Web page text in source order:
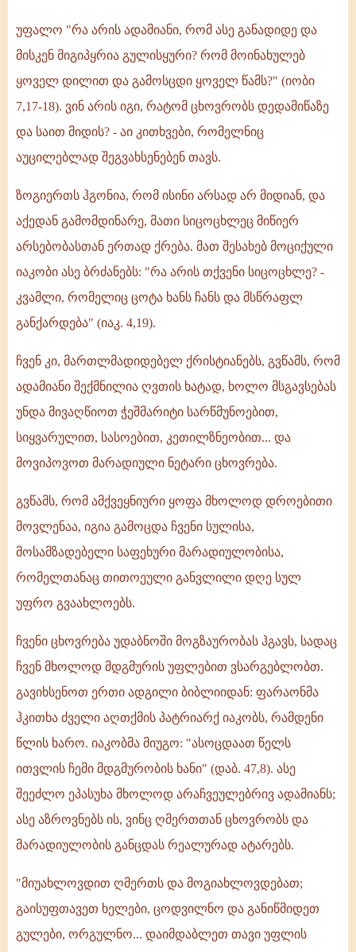
უფალო "რა არის ადამიანი, რომ ასე განადიდე და
მისკენ მიგიპყრია გულისყური? რომ მოინახულებ
ყოველ დილით და გამოსცდი ყოველ წამს?" (იობი
7,17-18). ვინ არის იგი, რატომ ცხოვრობს დედამიწაზე
და საით მიდის? - აი კითხვები, რომელნიც
აუცილებლად შეგვახსენებენ თავს.
ზოგიერთს ჰგონია, რომ ისინი არსად არ მიდიან, და
აქედან გამომდინარე, მათი სიცოცხლეც მიწიერ
არსებობასთან ერთად ქრება. მათ შესახებ მოციქული
იაკობი ასე ბრძანებს: "რა არის თქვენი სიცოცხლე? -
კვამლი, რომელიც ცოტა ხანს ჩანს და მსწრაფლ
განქარდება" (იაკ. 4,19).
ჩვენ კი, მართლმადიდებელ ქრისტიანებს, გვწამს, რომ
ადამიანი შექმნილია ღვთის ხატად, ხოლო მსგავსებას
უნდა მივაღწიოთ ჭეშმარიტი სარწმუნოებით,
სიყვარულით, სასოებით, კეთილზნეობით... და
მოვიპოვოთ მარადიული ნეტარი ცხოვრება.
გვწამს, რომ ამქვეყნიური ყოფა მხოლოდ დროებითი
მოვლენაა, იგია გამოცდა ჩვენი სულისა,
მოსამზადებელი საფეხური მარადიულობისა,
რომელთანაც თითოეული განვლილი დღე სულ
უფრო გვაახლოებს.
ჩვენი ცხოვრება უდაბნოში მოგზაურობას ჰგავს, სადაც
ჩვენ მხოლოდ მდგმურის უფლებით ვსარგებლობთ.
გავიხსენოთ ერთი ადგილი ბიბლიიდან: ფარაონმა
ჰკითხა ძველი აღთქმის პატრიარქ იაკობს, რამდენი
წლის ხარო. იაკობმა მიუგო: "ასოცდაათ წელს
ითვლის ჩემი მდგმურობის ხანი" (დაბ. 47,8). ასე
შეეძლო ეპასუხა მხოლოდ არაჩვეულებრივ ადამიანს;
ასე აზროვნებს ის, ვინც ღმერთთან ცხოვრობს და
მარადიულობის განცდას რეალურად ატარებს.
"მიუახლოვდით ღმერთს და მოგიახლოვდებათ;
გაისუფთავეთ ხელები, ცოდვილნო და განიწმიდეთ
გულები, ორგულნო... დაიმდაბლეთ თავი უფლის